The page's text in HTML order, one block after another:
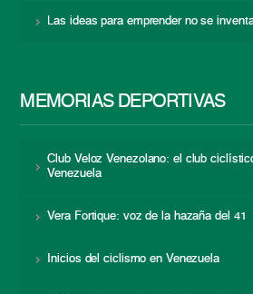
Las ideas para emprender no se
MEMORIAS DEPORTIVAS
Club Veloz Venezolano: el club
Venezuela
Vera Fortique: voz de la hazaña del 41
Inicios del ciclismo en Venezuela